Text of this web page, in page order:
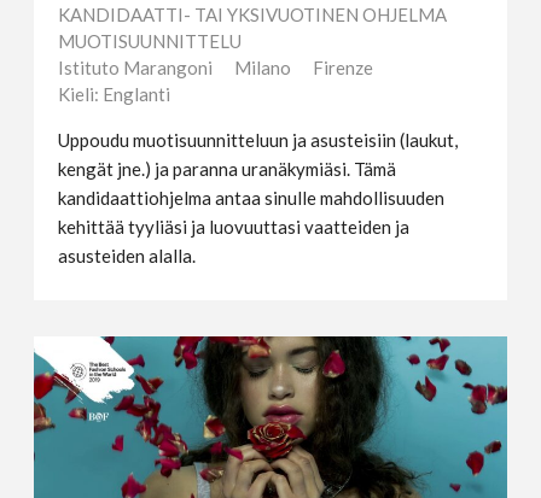
KANDIDAATTI- TAI YKSIVUOTINEN OHJELMA
MUOTISUUNNITTELU
Istituto Marangoni
Milano
Firenze
Kieli: Englanti
Uppoudu muotisuunnitteluun ja asusteisiin (laukut,
kengät jne.) ja paranna uranäkymiäsi. Tämä
kandidaattiohjelma antaa sinulle mahdollisuuden
kehittää tyyliäsi ja luovuuttasi vaatteiden ja
asusteiden alalla.